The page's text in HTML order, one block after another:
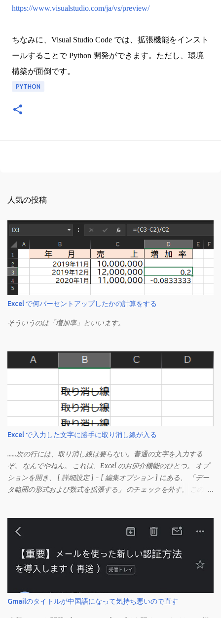
https://www.visualstudio.com/ja/vs/preview/
ちなみに、Visual Studio Code では、拡張機能をインスト
ールすることで Python 開発ができます。ただし、環境
構築が面倒です。
PYTHON
人気の投稿
Excel で何パーセントアップしたかの計算をする
そういうのは「増加率」といいます。
Excel で入力した文字に勝手に取り消し線が入る
……次の行には、取り消し線は要らない。普通の文字を入力する
ぞ。 なんでやねん。 これは、Excel のお節介機能のひとつ。 オプ
ションを開き、 [ 詳細設定 ] - [ 編集オプション ] にある、 「デー
タ範囲の形式および数式を拡張する」 のチェックを外す。 この機
うです。 このオプションを解除して、他のセル（取り消し線の書
式がないセル）をコピーしてから、もう一度入力してみます。 今
度は大丈夫です。 Mac の場合、画面上部にあるメニューの
「Excel」をクリックして環境設定を開きます（「command + ,
（カンマ）」 でも開きます）。 「編集」を開きます。 「編集オプ
Gmailのタイトルが中国語になって気持ち悪いので直す